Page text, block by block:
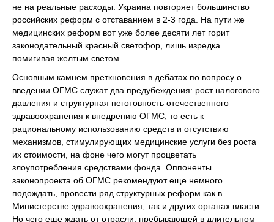
не на реальные расходы. Украина повторяет большинство
российских реформ с отставанием в 2-3 года. На пути же
медицинских реформ вот уже более десяти лет горит
законодательный красный светофор, лишь изредка
помигивая желтым светом.
Основным камнем преткновения в дебатах по вопросу о
введении ОГМС служат два предубеждения: рост налогового
давления и структурная неготовность отечественного
здравоохранения к внедрению ОГМС, то есть к
рациональному использованию средств и отсутствию
механизмов, стимулирующих медицинские услуги без роста
их стоимости, на фоне чего могут процветать
злоупотребления средствами фонда. Оппоненты
законопроекта об ОГМС рекомендуют еще немного
подождать, провести ряд структурных реформ как в
Министерстве здравоохранения, так и других органах власти.
Но чего еще ждать от отрасли, пребывающей в длительном